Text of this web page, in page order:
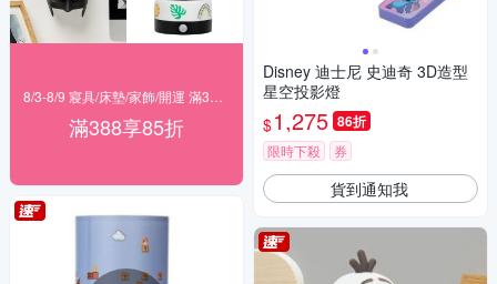
滿388享85折
Disney 迪士尼 史迪奇 3D造型
星空投影燈
$1,275 86折
限時下殺 券
貨到通知我